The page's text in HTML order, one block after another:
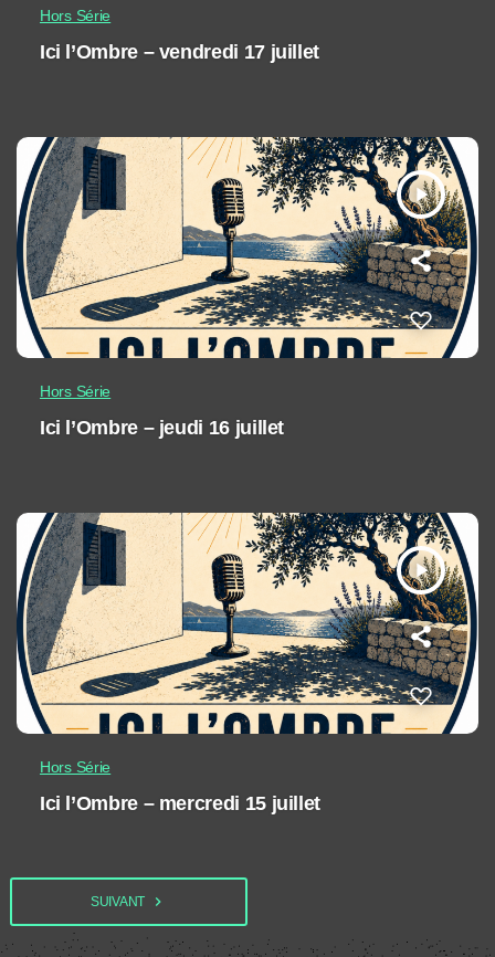
Hors Série
Ici l’Ombre – vendredi 17 juillet
play_arrow
Hors Série
Ici l’Ombre – jeudi 16 juillet
play_arrow
Hors Série
Ici l’Ombre – mercredi 15 juillet
SUIVANT navigate_next